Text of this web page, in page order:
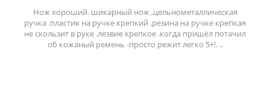
Нож хороший. шикарный нож ,цельнометаллическая
ручка .пластик на ручке крепкий ,резина на ручке крепкая
не скользит в руке .лезвие крепкое .когда пришёл потачил
об кожаный ремень -просто режит легко 5+!. ..